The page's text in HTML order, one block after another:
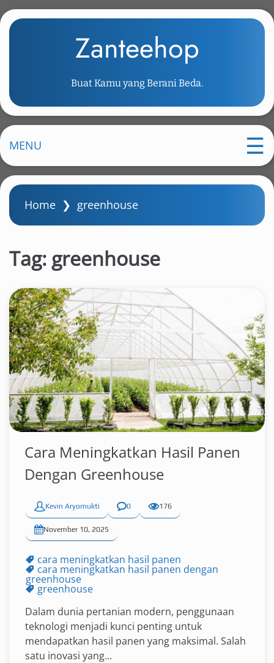
k
m
i
n
o
Zanteehop
Buat Kamu yang Berani Beda.
MENU
Home ❯ greenhouse
Tag: greenhouse
Cara Meningkatkan Hasil Panen
Dengan Greenhouse
Kevin Aryomukti 0 176
November 10, 2025
cara meningkatkan hasil panen
cara meningkatkan hasil panen dengan
greenhouse
greenhouse
Dalam dunia pertanian modern, penggunaan
teknologi menjadi kunci penting untuk
mendapatkan hasil panen yang maksimal. Salah
satu inovasi yang...